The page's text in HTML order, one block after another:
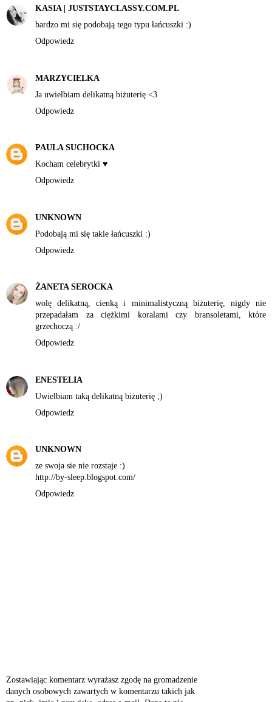
KASIA | JUSTSTAYCLASSY.COM.PL
bardzo mi się podobają tego typu łańcuszki :)
Odpowiedz
MARZYCIELKA
Ja uwielbiam delikatną biżuterię <3
Odpowiedz
PAULA SUCHOCKA
Kocham celebrytki ♥
Odpowiedz
UNKNOWN
Podobają mi się takie łańcuszki :)
Odpowiedz
ŻANETA SEROCKA
wolę delikatną, cienką i minimalistyczną biżuterię, nigdy nie
przepadałam za ciężkimi koralami czy bransoletami, które
grzechoczą :/
Odpowiedz
ENESTELIA
Uwielbiam taką delikatną biżuterię ;)
Odpowiedz
UNKNOWN
ze swoja sie nie rozstaje :)
http://by-sleep.blogspot.com/
Odpowiedz
Zostawiając komentarz wyrażasz zgodę na gromadzenie
danych osobowych zawartych w komentarzu takich jak